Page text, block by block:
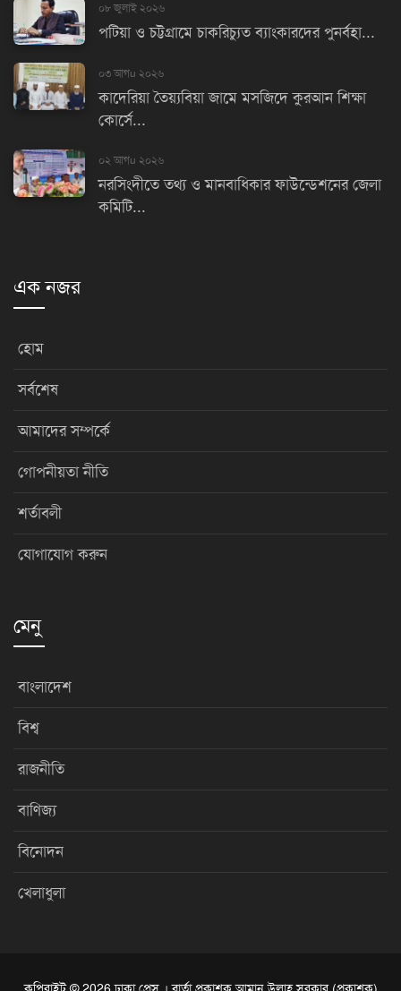
০৮ জুলাই ২০২৬
পটিয়া ও চট্টগ্রামে চাকরিচ্যুত ব্যাংকারদের পুনর্বহা...
০৩ আগu ২০২৬
কাদেরিয়া তৈয়্যবিয়া জামে মসজিদে কুরআন শিক্ষা
কোর্সে...
০২ আগu ২০২৬
নরসিংদীতে তথ্য ও মানবাধিকার ফাউন্ডেশনের জেলা
কমিটি...
এক নজর
হোম
সর্বশেষ
আমাদের সম্পর্কে
গোপনীয়তা নীতি
শর্তাবলী
যোগাযোগ করুন
মেনু
বাংলাদেশ
বিশ্ব
রাজনীতি
বাণিজ্য
বিনোদন
খেলাধুলা